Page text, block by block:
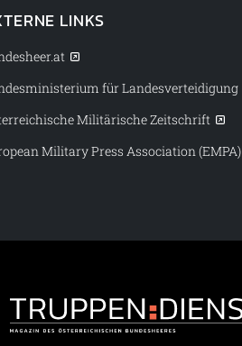
LINKS
für Landesverteidigung
Militärische Zeitschrift
Military Press Association (EMPA)